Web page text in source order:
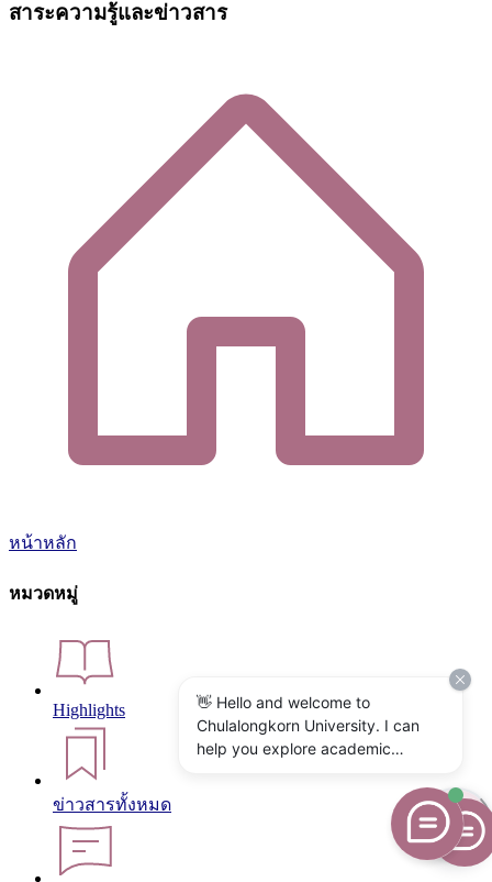
สาระความรู้และข่าวสาร
หน้าหลัก
หมวดหมู่
Highlights
ข่าวสารทั้งหมด
👋 Hello and welcome to
Chulalongkorn University. I can
help you explore academic